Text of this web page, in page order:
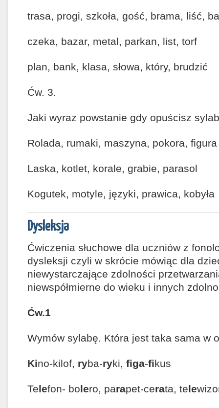
trasa, progi, szkoła, gość, brama, liść,
czeka, bazar, metal, parkan, list, torf
plan, bank, klasa, słowa, który, brudzić
Ćw. 3.
Jaki wyraz powstanie gdy opuścisz
Rolada, rumaki, maszyna, pokora, figura
Laska, kotlet, korale, grabie, parasol
Kogutek, motyle, języki, prawica, kobyła
Dysleksja
Ćwiczenia słuchowe dla uczniów z
dysleksji czyli w skrócie mówiąc dla
niewystarczające zdolności
niewspółmierne do wieku i innych
Ćw.1
Wymów sylabę. Która jest taka sama w
Kino-kilof, ryba-ryki, figa-fikus
Telefon- bolero, parapet-cerata, tele